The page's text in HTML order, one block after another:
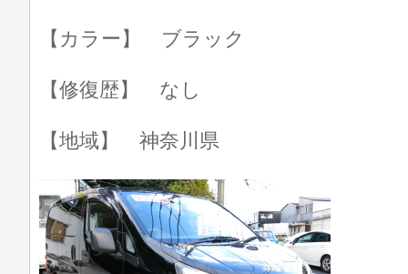
【カラー】 ブラック
【修復歴】 なし
【地域】 神奈川県